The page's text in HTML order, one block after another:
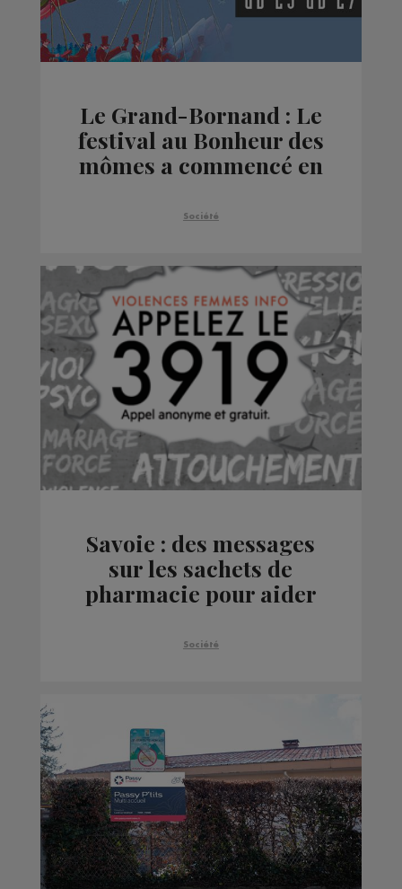
Le Grand-Bornand : Le
festival au Bonheur des
mômes a commencé en
Société
Savoie : des messages
sur les sachets de
pharmacie pour aider
violences conjugales
Société